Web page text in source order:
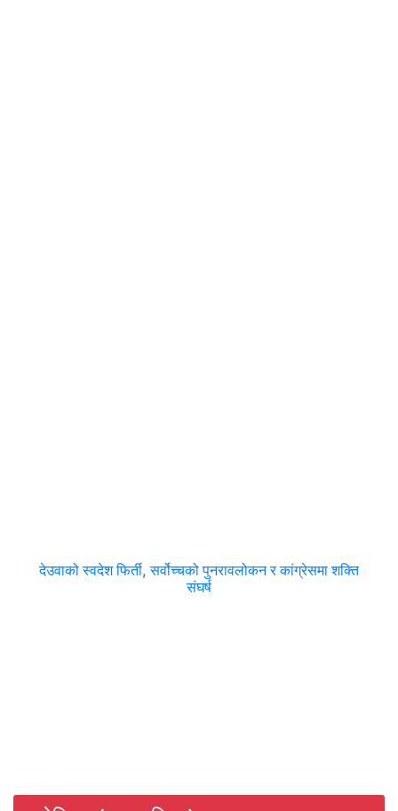
देउवाको स्वदेश फिर्ती, सर्वोच्चको पुनरावलोकन र कांग्रेसमा शक्ति
संघर्ष